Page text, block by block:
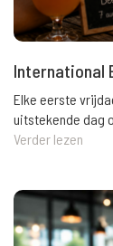
International
Elke eerste
uitstekende dag
Verder lezen